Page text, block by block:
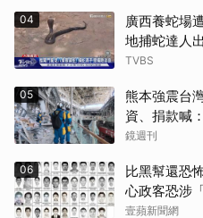
04
廣西養蛇場
地捕蛇達人
TVBS
05
熊本強震台
資、捐款喊
鏡週刊
06
比黑幫還恐
心政客恐涉
壹蘋新聞網